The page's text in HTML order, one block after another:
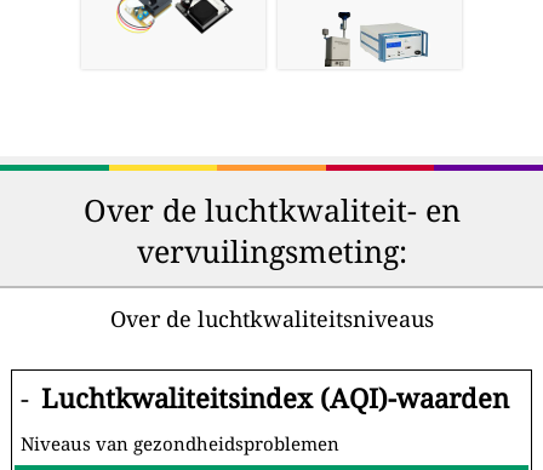
Over de luchtkwaliteit- en
vervuilingsmeting:
Over de luchtkwaliteitsniveaus
- Luchtkwaliteitsindex (AQI)-waarden
Niveaus van gezondheidsproblemen